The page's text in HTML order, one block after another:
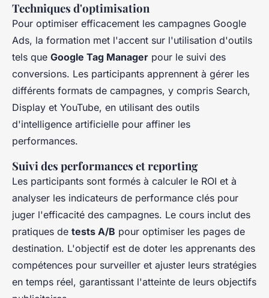
Techniques d'optimisation
Pour optimiser efficacement les campagnes Google
Ads, la formation met l'accent sur l'utilisation d'outils
tels que Google Tag Manager pour le suivi des
conversions. Les participants apprennent à gérer les
différents formats de campagnes, y compris Search,
Display et YouTube, en utilisant des outils
d'intelligence artificielle pour affiner les
performances.
Suivi des performances et reporting
Les participants sont formés à calculer le ROI et à
analyser les indicateurs de performance clés pour
juger l'efficacité des campagnes. Le cours inclut des
pratiques de tests A/B pour optimiser les pages de
destination. L'objectif est de doter les apprenants des
compétences pour surveiller et ajuster leurs stratégies
en temps réel, garantissant l'atteinte de leurs objectifs